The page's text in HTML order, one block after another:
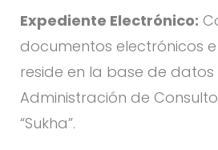
Expediente Electrónico:
documentos electrónicos
reside en la base de datos
Administración de
“Sukha”.